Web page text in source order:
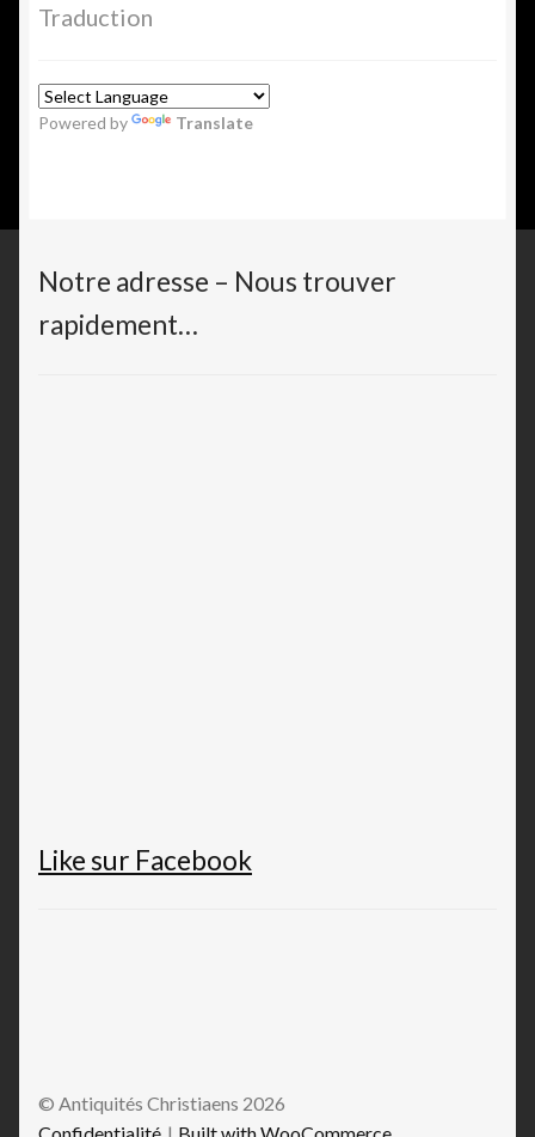
Traduction
Powered by Translate
Notre adresse – Nous trouver
rapidement…
Like sur Facebook
© Antiquités Christiaens 2026